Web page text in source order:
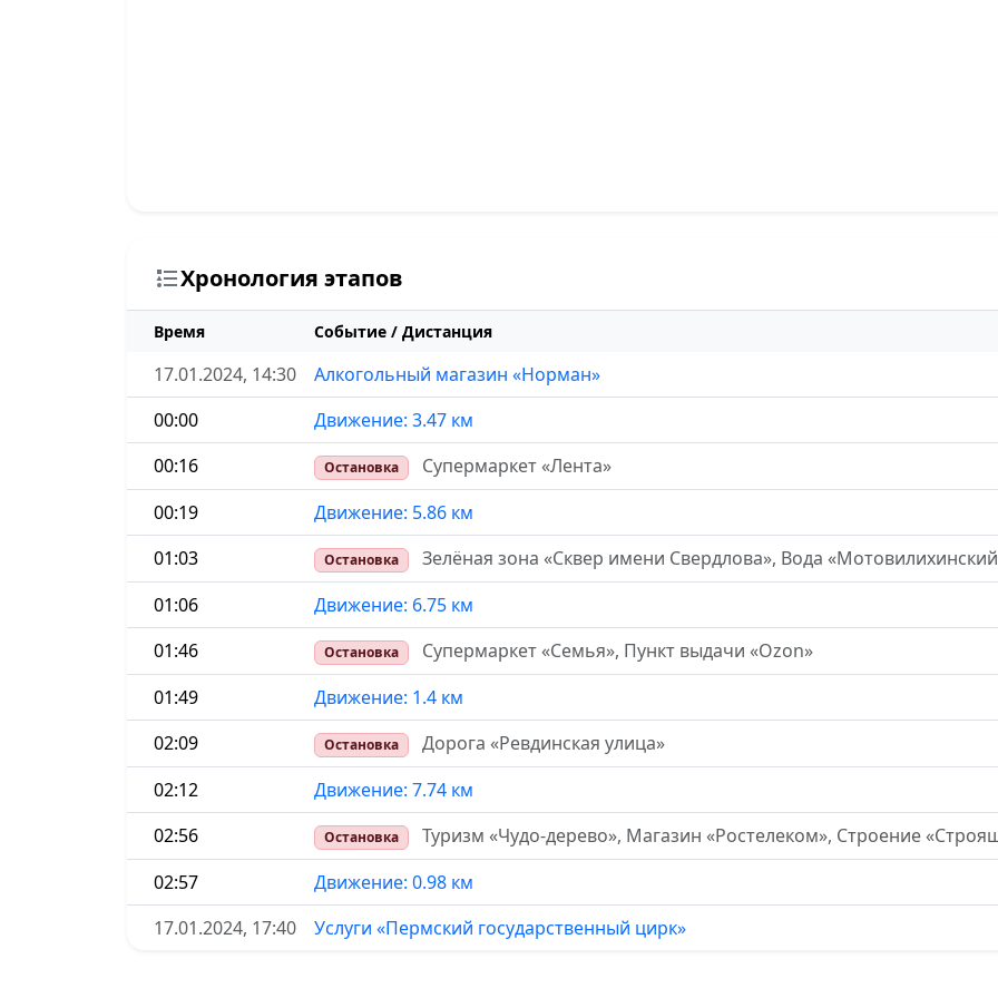
Хронология этапов
Время Событие / Дистанция
17.01.2024, 14:30
Алкогольный магазин «Норман»
00:00
Движение: 3.47 км
00:16
Остановка Супермаркет «Лента»
00:19
Движение: 5.86 км
01:03
Остановка Зелёная зона «Сквер имени Свердлова», Вода
01:06
Движение: 6.75 км
01:46
Остановка Супермаркет «Семья», Пункт выдачи «Ozon»
01:49
Движение: 1.4 км
02:09
Остановка Дорога «Ревдинская улица»
02:12
Движение: 7.74 км
02:56
Остановка Туризм «Чудо-дерево», Магазин «Ростелеком», Строение
02:57
Движение: 0.98 км
17.01.2024, 17:40
Услуги «Пермский государственный цирк»